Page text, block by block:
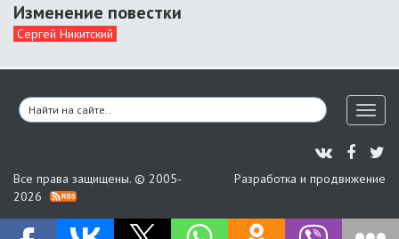
Изменение повестки
Сергей Никитский
Все права защищены. © 2005-
2026
Разработка и продвижение